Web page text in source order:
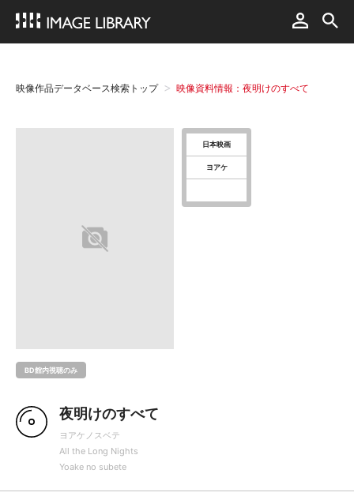
映像作品データベース検索トップ 映像資料情報：夜明けのすべて
BD館内視聴のみ
日本映画
ヨアケ
夜明けのすべて
ヨアケノスベテ
All the Long Nights
Yoake no subete